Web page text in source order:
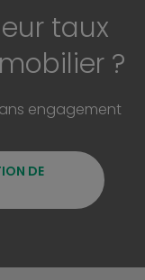
taux
?
engagement
DE